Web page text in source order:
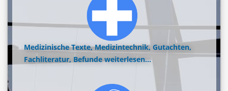
Medizinische Texte, Medizintechnik, Gutachten,
Fachliteratur, Befunde weiterlesen...